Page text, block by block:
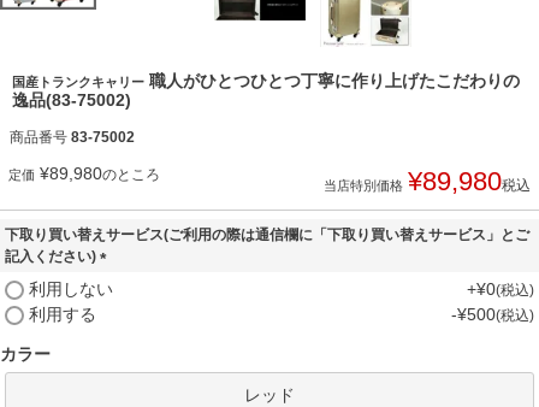
国産トランクキャリー 職人がひとつひとつ丁寧に作り上げたこだわりの
逸品(83-75002)
商品番号 83-75002
定価 ¥89,980のところ
当店特別価格 ¥89,980税込
下取り買い替えサービス(ご利用の際は通信欄に「下取り買い替えサービス」とご
記入ください)
利用しない +¥0 税込
利用する -¥500 税込
カラー
レッド